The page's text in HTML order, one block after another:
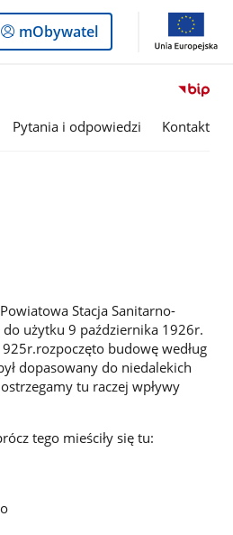
Logowanie
do
mObywatel
Pytania i odpowiedzi Kontakt
Stacja Sanitarno-
do użytku 9 października 1926r.
budowę według
dopasowany do niedalekich
tu raczej wpływy
tego mieściły się tu: